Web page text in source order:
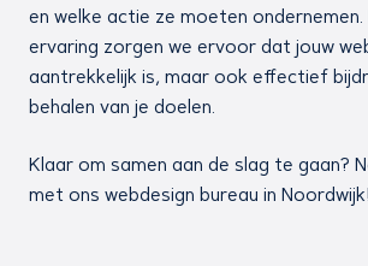
en welke actie ze moeten ondernemen.
ervaring zorgen we ervoor dat jouw
aantrekkelijk is, maar ook effectief
behalen van je doelen.
Klaar om samen aan de slag te gaan?
met ons webdesign bureau in Noordwijk!